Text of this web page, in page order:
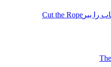
Cut the Rope